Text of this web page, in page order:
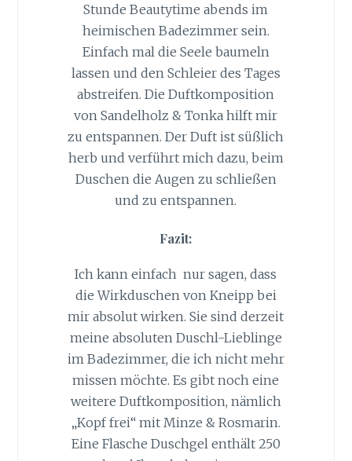
Stunde Beautytime abends im
heimischen Badezimmer sein.
Einfach mal die Seele baumeln
lassen und den Schleier des Tages
abstreifen. Die Duftkomposition
von Sandelholz & Tonka hilft mir
zu entspannen. Der Duft ist süßlich
herb und verführt mich dazu, beim
Duschen die Augen zu schließen
und zu entspannen.
Fazit:
Ich kann einfach nur sagen, dass
die Wirkduschen von Kneipp bei
mir absolut wirken. Sie sind derzeit
meine absoluten Duschl-Lieblinge
im Badezimmer, die ich nicht mehr
missen möchte. Es gibt noch eine
weitere Duftkomposition, nämlich
„Kopf frei“ mit Minze & Rosmarin.
Eine Flasche Duschgel enthält 250